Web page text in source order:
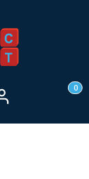
Zaloguj się